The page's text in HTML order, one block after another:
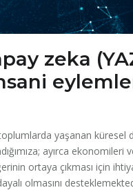
zeka
yaşanan küresel
ayırca
ortaya çıkması için
olmasını